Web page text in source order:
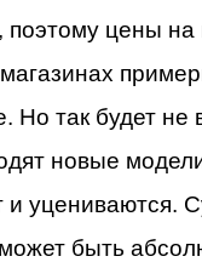
поэтому цены на
Но так будет не
новые
и уцениваются.
быть